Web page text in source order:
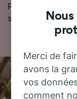
Retrouvez les
sur notre
Merci de
avons la
vos
comment